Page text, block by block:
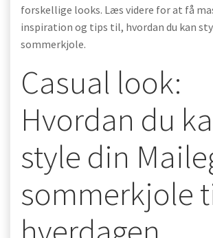
forskellige looks. Læs videre for at få
inspiration og tips til, hvordan du kan
sommerkjole.
Casual look:
Hvordan du
style din
sommerkjole